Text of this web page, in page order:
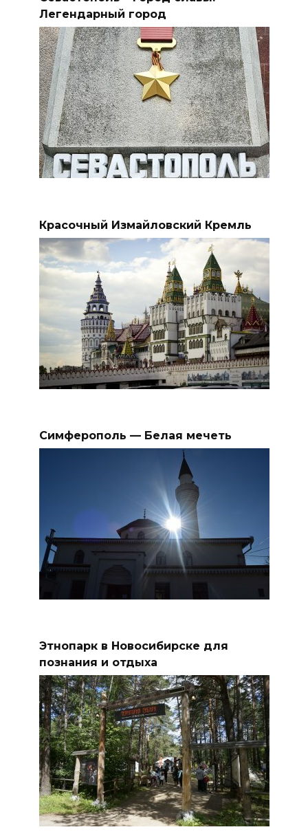
Легендарный город
Красочный Измайловский Кремль
Симферополь — Белая мечеть
Этнопарк в Новосибирске для
познания и отдыха